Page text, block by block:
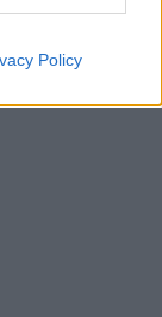
Policy